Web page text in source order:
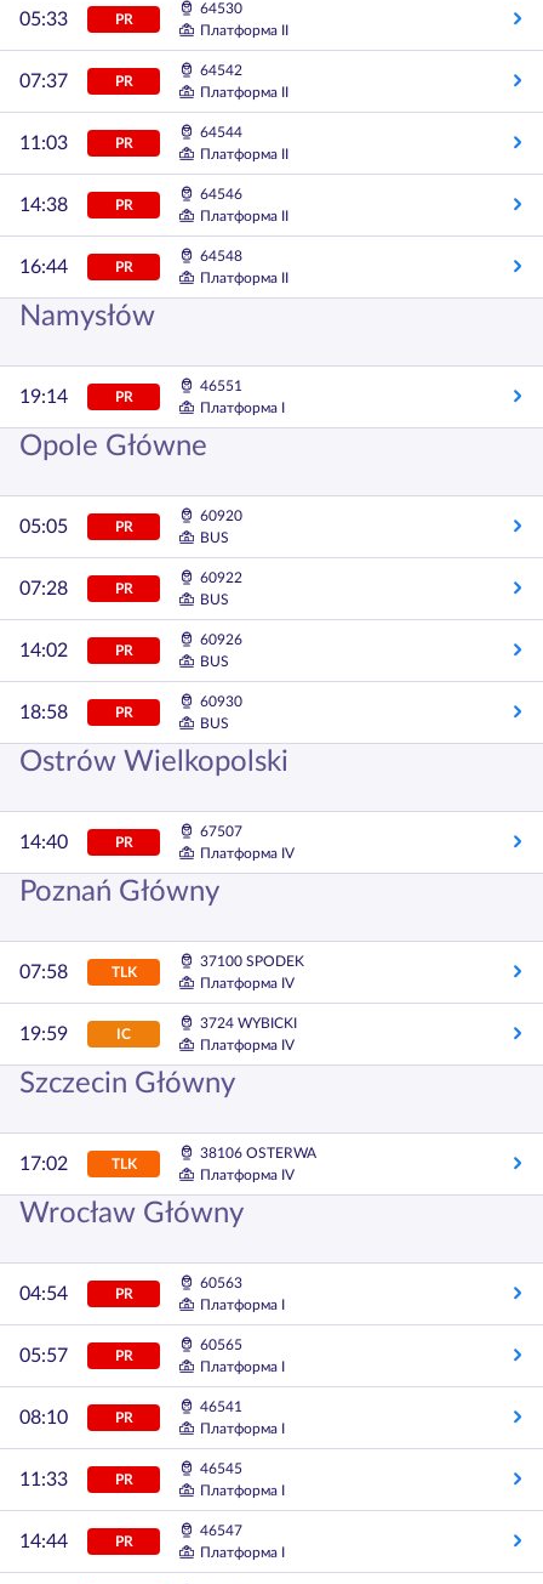
05:33 PR
64530
Платформа II
07:37 PR
64542
Платформа II
11:03 PR
64544
Платформа II
14:38 PR
64546
Платформа II
16:44 PR
64548
Платформа II
Namysłów
19:14 PR
46551
Платформа I
Opole Główne
05:05 PR
60920
BUS
07:28 PR
60922
BUS
14:02 PR
60926
BUS
18:58 PR
60930
BUS
Ostrów Wielkopolski
14:40 PR
67507
Платформа IV
Poznań Główny
07:58 TLK
37100 SPODEK
Платформа IV
19:59 IC
3724 WYBICKI
Платформа IV
Szczecin Główny
17:02 TLK
38106 OSTERWA
Платформа IV
Wrocław Główny
04:54 PR
60563
Платформа I
05:57 PR
60565
Платформа I
08:10 PR
46541
Платформа I
11:33 PR
46545
Платформа I
14:44 PR
46547
Платформа I